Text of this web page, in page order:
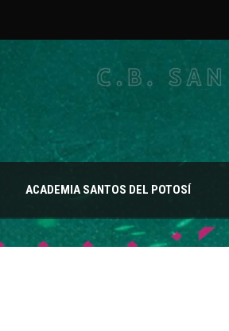
ACADEMIA SANTOS DEL POTOSÍ